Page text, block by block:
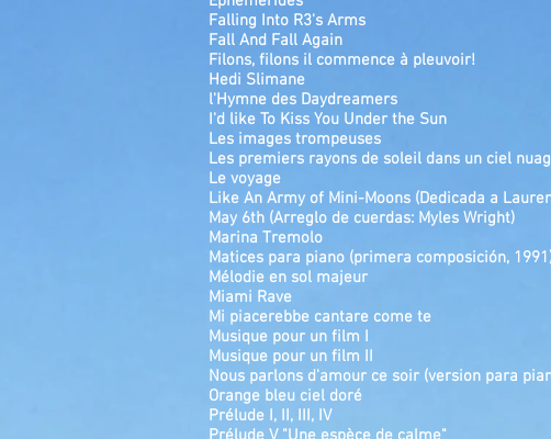
Falling Into R3's Arms
Fall And Fall Again
Filons, filons il commence à pleuvoir!
Hedi Slimane
l'Hymne des Daydreamers
I'd like To Kiss You Under the Sun
Les images trompeuses
Les premiers rayons de soleil dans un ciel
Le voyage
Like An Army of Mini-Moons (Dedicada a
May 6th (Arreglo de cuerdas: Myles Wright)
Marina Tremolo
Matices para piano (primera composición,
Mélodie en sol majeur
Miami Rave
Mi piacerebbe cantare come te
Musique pour un film I
Musique pour un film II
Nous parlons d'amour ce soir (version para
Orange bleu ciel doré
Prélude I, II, III, IV